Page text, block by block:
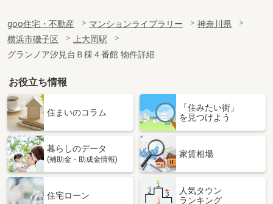
goo住宅・不動産 マンションライブラリー
神奈川県
横浜市磯子区
上大岡駅
グランノア汐見台Ｂ棟４番館 物件詳細
お役立ち情報
住まいのコラム
「住みたい街」
を見つけよう
暮らしのデータ
(補助金・助成金情報)
家賃相場
住宅ローン
人気タウン
ランキング